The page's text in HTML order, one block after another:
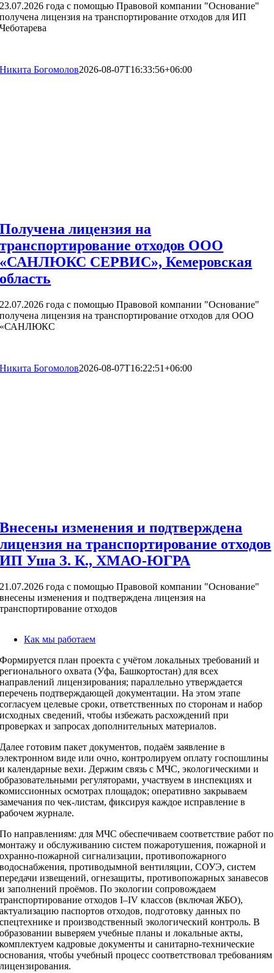
23.07.2026 года с помощью Правовой компании "Основание"
получена лицензия на транспортирование отходов для ИП
Чеботарева
Никита Богомолов2026-08-07T16:33:56+06:00
Получена лицензия на
транспортирование отходов ООО
«САНЛЮКС СЕРВИС», Кемеровская
область
22.07.2026 года с помощью Правовой компании "Основание"
получена лицензия на транспортирование отходов для ООО
«САНЛЮКС
Никита Богомолов2026-08-07T16:22:51+06:00
Внесены изменения и подтверждена
лицензия на транспортирование отходов
ИП Уша З. К., ХМАО-ЮГРА
21.07.2026 года с помощью Правовой компании "Основание"
внесены изменения и подтверждена лицензия на
транспортирование отходов
Как мы работаем
Формируется план проекта с учётом локальных требований и
регионального охвата (Уфа, Башкортостан) для всех
направлений лицензирования; параллельно утверждается
перечень подтверждающей документации. На этом этапе
согласуем целевые сроки, ответственных по сторонам и набор
исходных сведений, чтобы избежать расхождений при
проверках и запросах дополнительных материалов.
Далее готовим пакет документов, подаём заявление в
электронном виде или очно, контролируем оплату госпошлины
и календарные вехи. Держим связь с МЧС, экологическими и
образовательными регуляторами, участвуем в инспекциях и
комиссионных осмотрах площадок; оперативно закрываем
замечания по чек‑листам, фиксируя каждое исправление в
рабочем журнале.
По направлениям: для МЧС обеспечиваем соответствие работ по
монтажу и обслуживанию систем пожаротушения, пожарной и
охранно‑пожарной сигнализации, противопожарного
водоснабжения, противодымной вентиляции, СОУЭ, систем
передачи извещений, огнезащиты, противопожарных занавесов
и заполнений проёмов. По экологии сопровождаем
транспортирование отходов I–IV классов (включая ЖБО),
актуализацию паспортов отходов, подготовку данных по
спецтехнике и производственный экологический контроль. В
образовании выверяем учебные планы и локальные акты,
комплектуем кадровые документы и санитарно‑технические
основания, чтобы учебный процесс соответствовал требованиям
лицензирования.